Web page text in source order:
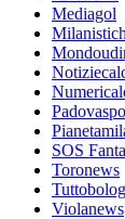
Mediagol
SOS Fanta
Toronews
Violanews